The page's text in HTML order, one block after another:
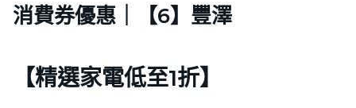
消費券優惠｜【6】豐澤
【精選家電低至1折】